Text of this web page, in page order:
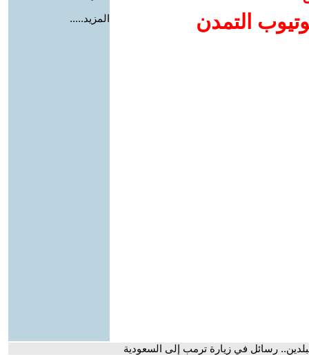
التمدن
المزيد.....
رسائل في زيارة ترمب إلى السعودية